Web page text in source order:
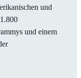
und
und einem